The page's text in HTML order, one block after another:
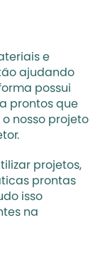
e
ajudando
possui
prontos que
nosso projeto
projetos,
prontas
isso
na